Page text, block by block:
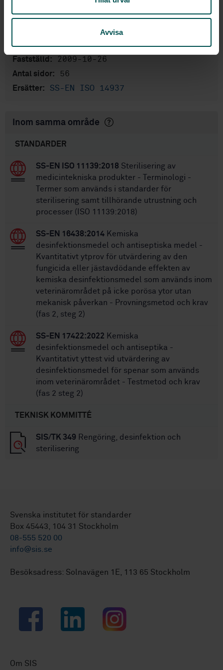
Avvisa
process for medical devices (ISO
14937:2009)
STD-71576
Utgåva:2
Fastställd: 2009-10-26
Antal sidor: 56
Ersätter: SS-EN ISO 14937
Inom samma område
STANDARDER
SS-EN ISO 11139:2018 Sterilisering av
medicintekniska produkter - Terminologi -
Termer som används i standarder för
sterilisering samt tillhörande utrustning och
processer (ISO 11139:2018)
SS-EN 16438:2014 Kemiska
desinfektionsmedel och antiseptiska medel -
Kvantitativt ytprov för utvärdering av den
fungicida eller jästavdödande effekten av
kemiska desinfektionsmedel som används inom
veterinärområdet på icke porösa ytor utan
mekanisk påverkan - Provningsmetod och krav
(fas 2, steg 2)
SS-EN 17422:2022 Kemiska
desinfektionsmedel och antiseptika -
Kvantitativt yttest vid utvärdering av
desinfektionsmedel för spenar som används
inom veterinärområdet - Testmetod och krav
(fas 2 steg 2)
TEKNISK KOMMITTÉ
SIS/TK 349 Rengöring, desinfektion och
sterilisering
Svenska institutet för standarder
Box 45443, 104 31 Stockholm
08-555 520 00
info@sis.se
Besöksadress: Solnavägen 1E, 113 65 Stockholm
Facebook LinkedIn Instagram
Om SIS